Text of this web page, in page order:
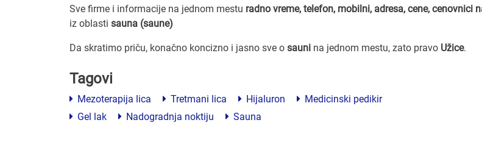
Sve firme i informacije na jednom mestu radno vreme, telefon, mobilni, adresa, cene, cenovnici
iz oblasti sauna (saune)
Da skratimo priču, konačno koncizno i jasno sve o sauni na jednom mestu, zato pravo Užice.
Tagovi
Mezoterapija lica Tretmani lica Hijaluron
Medicinski pedikir
Gel lak
Nadogradnja noktiju Sauna